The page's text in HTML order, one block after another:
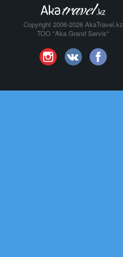
Copyright 2006-2026 AkaTravel.kz
TOO "Aka Grand Servis"